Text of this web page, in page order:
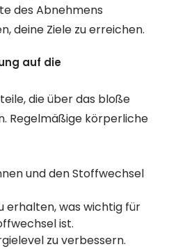
des Abnehmens
deine Ziele zu erreichen.
auf die
die über das bloße
Regelmäßige körperliche
und den Stoffwechsel
erhalten, was wichtig für
ist.
zu verbessern.